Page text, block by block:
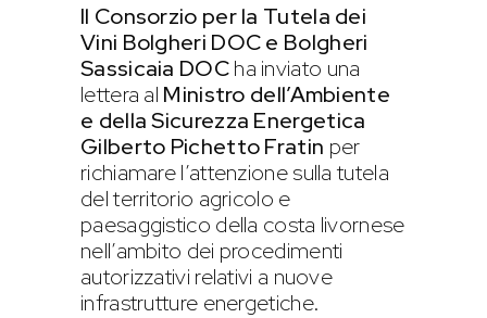
Il Consorzio per la Tutela dei
Vini Bolgheri DOC e Bolgheri
Sassicaia DOCha inviato una
lettera al Ministro dell’Ambiente
e della Sicurezza Energetica
Gilberto Pichetto Fratin per
richiamare l’attenzione sulla tutela
del territorio agricolo e
paesaggistico della costa livornese
nell’ambito dei procedimenti
autorizzativi relativi a nuove
infrastrutture energetiche.